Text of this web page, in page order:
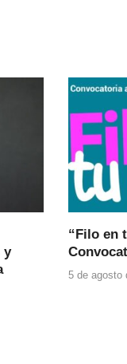
y
“Filo en
5 de agosto